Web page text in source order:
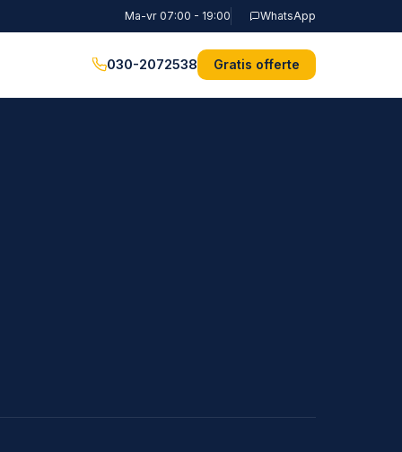
Ma-vr 07:00 - 19:00 WhatsApp
030-2072538 Gratis offerte